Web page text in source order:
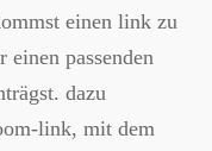
einen link zu
passenden
dazu
link, mit dem